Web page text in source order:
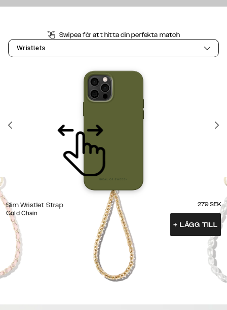
Swipea för att hitta din perfekta match
Wristlets
Slim Wristlet Strap
Gold Chain
279 SEK
+ LÄGG TILL